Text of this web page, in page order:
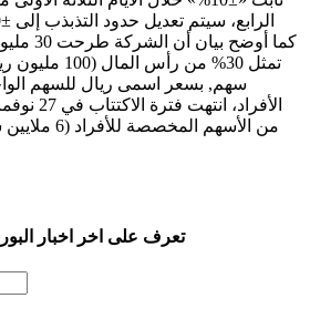
كما
سهم, بسعر اسمى ريال للسهم
من الأسهم
تعرف على اخر اخبار